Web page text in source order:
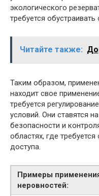
экологического
требуется обустраивать
Читайте также:
Таким образом,
находит свое
требуется
условий. Они ставятся
безопасности и
областях, где
доступа.
Примеры
неровностей: